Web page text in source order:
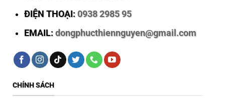
ĐIỆN THOẠI: 0938 2985 95
EMAIL: dongphucthiennguyen@gmail.com
CHÍNH SÁCH